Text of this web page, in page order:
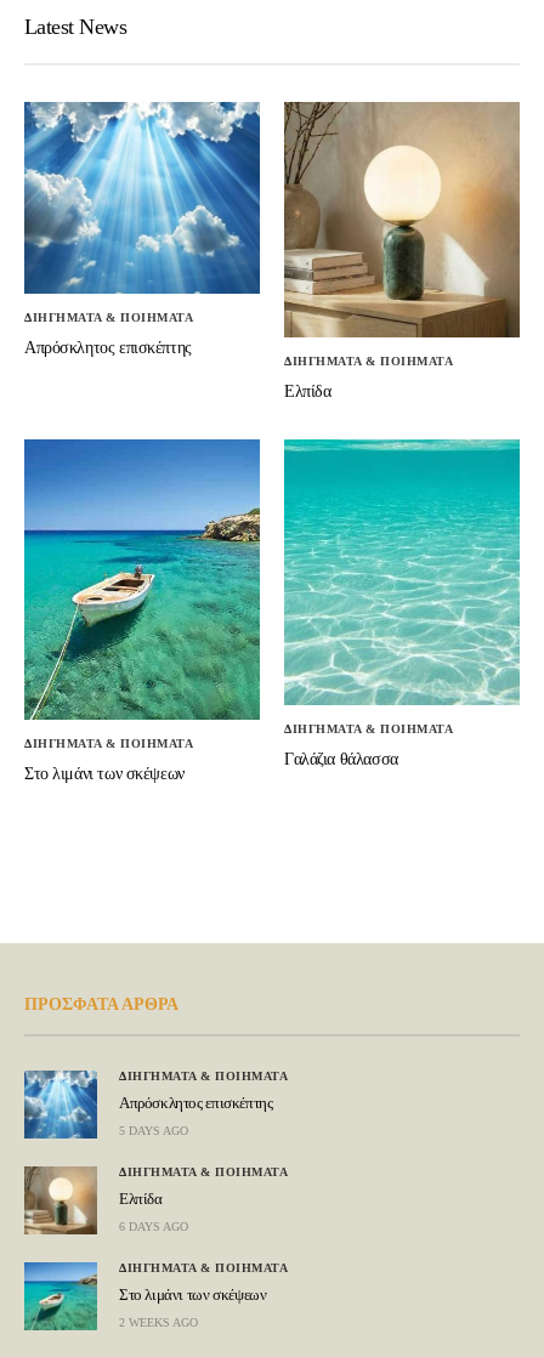
Latest News
ΔΙΗΓΗΜΑΤΑ & ΠΟΙΗΜΑΤΑ
Απρόσκλητος επισκέπτης
ΔΙΗΓΗΜΑΤΑ & ΠΟΙΗΜΑΤΑ
Ελπίδα
ΔΙΗΓΗΜΑΤΑ & ΠΟΙΗΜΑΤΑ
Στο λιμάνι των σκέψεων
ΔΙΗΓΗΜΑΤΑ & ΠΟΙΗΜΑΤΑ
Γαλάζια θάλασσα
ΠΡΟΣΦΑΤΑ ΑΡΘΡΑ
ΔΙΗΓΗΜΑΤΑ & ΠΟΙΗΜΑΤΑ
Απρόσκλητος επισκέπτης
5 DAYS AGO
ΔΙΗΓΗΜΑΤΑ & ΠΟΙΗΜΑΤΑ
Ελπίδα
6 DAYS AGO
ΔΙΗΓΗΜΑΤΑ & ΠΟΙΗΜΑΤΑ
Στο λιμάνι των σκέψεων
2 WEEKS AGO